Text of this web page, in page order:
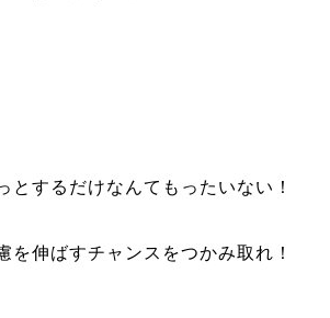
とするだけなんてもったいない！
を伸ばすチャンスをつかみ取れ！